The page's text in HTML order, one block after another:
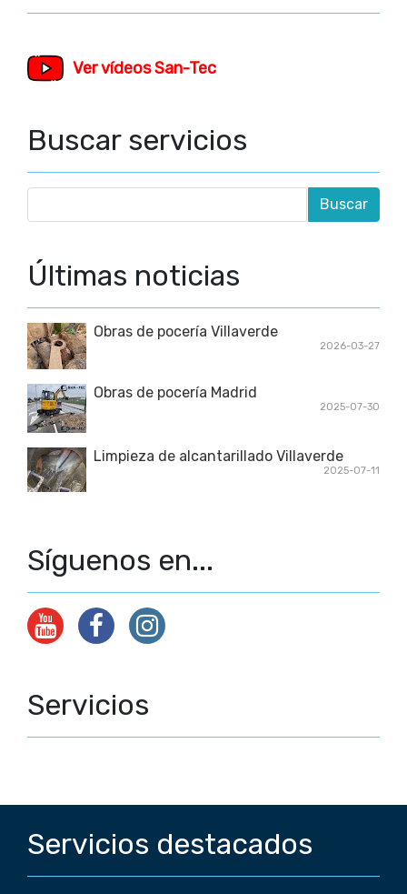
Ver vídeos San-Tec
Buscar servicios
Últimas noticias
Obras de pocería Villaverde
2026-03-27
Obras de pocería Madrid
2025-07-30
Limpieza de alcantarillado Villaverde
2025-07-11
Síguenos en...
Servicios
Servicios destacados